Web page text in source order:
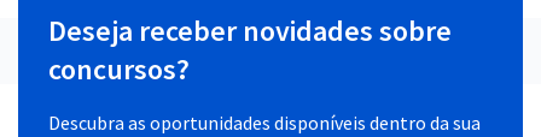
Deseja receber novidades sobre
concursos?
Descubra as oportunidades disponíveis dentro da sua